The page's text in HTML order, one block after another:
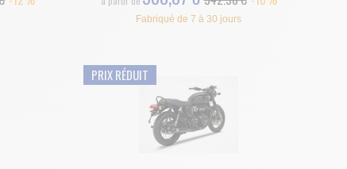
Fabriqué de 7 à 30 jours
PRIX RÉDUIT